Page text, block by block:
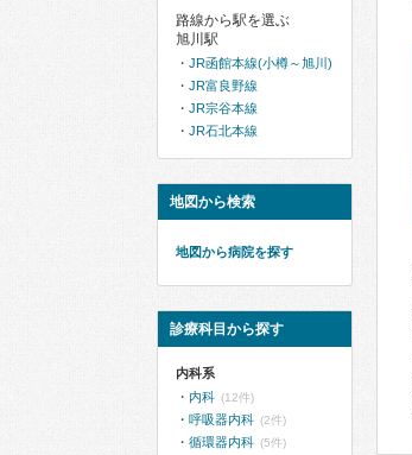
路線から駅を選ぶ
旭川駅
JR函館本線(小樽～旭川)
JR富良野線
JR宗谷本線
JR石北本線
地図から検索
地図から病院を探す
診療科目から探す
内科系
内科 (12件)
呼吸器内科 (2件)
循環器内科 (5件)